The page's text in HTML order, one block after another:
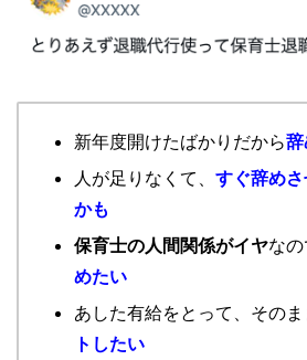
新年度開けたばかりだから
人が足りなくて、 すぐ辞め
かも
保育士の人間関係がイヤなの
めたい
あした有給をとって、そのま
トしたい